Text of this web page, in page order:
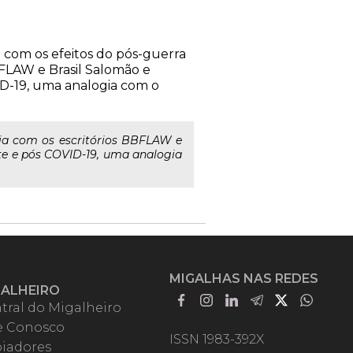
os efeitos do pós-guerra
e Brasil Salomão e
19, uma analogia com o
com os escritórios BBFLAW e
e pós COVID-19, uma analogia
do Migalheiro
Conosco
MIGALHAS NAS REDES
ISSN 1983-392X